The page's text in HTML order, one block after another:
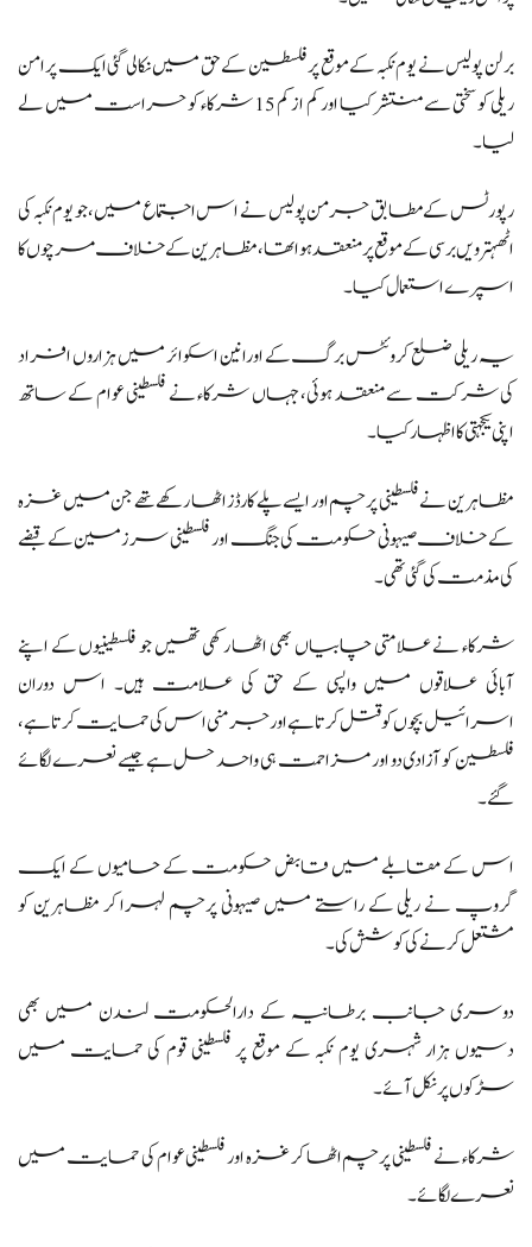
برلن پولیس نے یوم نکبہ کے موقع پر فلسطین کے حق میں نکالی گئی ایک پرامن
ریلی کو سختی سے منتشر کیا اور کم از کم 15 شرکاء کو حراست میں لے
لیا۔
رپورٹس کے مطابق جرمن پولیس نے اس اجتماع میں، جو یوم نکبہ کی
اٹھہترویں برسی کے موقع پر منعقد ہوا تھا، مظاہرین کے خلاف مرچوں کا
اسپرے استعمال کیا۔
یہ ریلی ضلع کروئٹس برگ کے اورانین اسکوائر میں ہزاروں افراد
کی شرکت سے منعقد ہوئی، جہاں شرکاء نے فلسطینی عوام کے ساتھ
اپنی یکجہتی کا اظہار کیا۔
مظاہرین نے فلسطینی پرچم اور ایسے پلے کارڈز اٹھا رکھے تھے جن میں غزہ
کے خلاف صیہونی حکومت کی جنگ اور فلسطینی سرزمین کے قبضے
کی مذمت کی گئی تھی۔
شرکاء نے علامتی چابیاں بھی اٹھا رکھی تھیں جو فلسطینیوں کے اپنے
آبائی علاقوں میں واپسی کے حق کی علامت ہیں۔ اس دوران
اسرائیل بچوں کو قتل کرتا ہے اور جرمنی اس کی حمایت کرتا ہے،
فلسطین کو آزادی دو اور مزاحمت ہی واحد حل ہے جیسے نعرے لگائے
گئے۔
اس کے مقابلے میں قابض حکومت کے حامیوں کے ایک
گروپ نے ریلی کے راستے میں صیہونی پرچم لہرا کر مظاہرین کو
مشتعل کرنے کی کوشش کی۔
دوسری جانب برطانیہ کے دارالحکومت لندن میں بھی
دسیوں ہزار شہری یوم نکبہ کے موقع پر فلسطینی قوم کی حمایت میں
سڑکوں پر نکل آئے۔
شرکاء نے فلسطینی پرچم اٹھا کر غزہ اور فلسطینی عوام کی حمایت میں
نعرے لگائے۔